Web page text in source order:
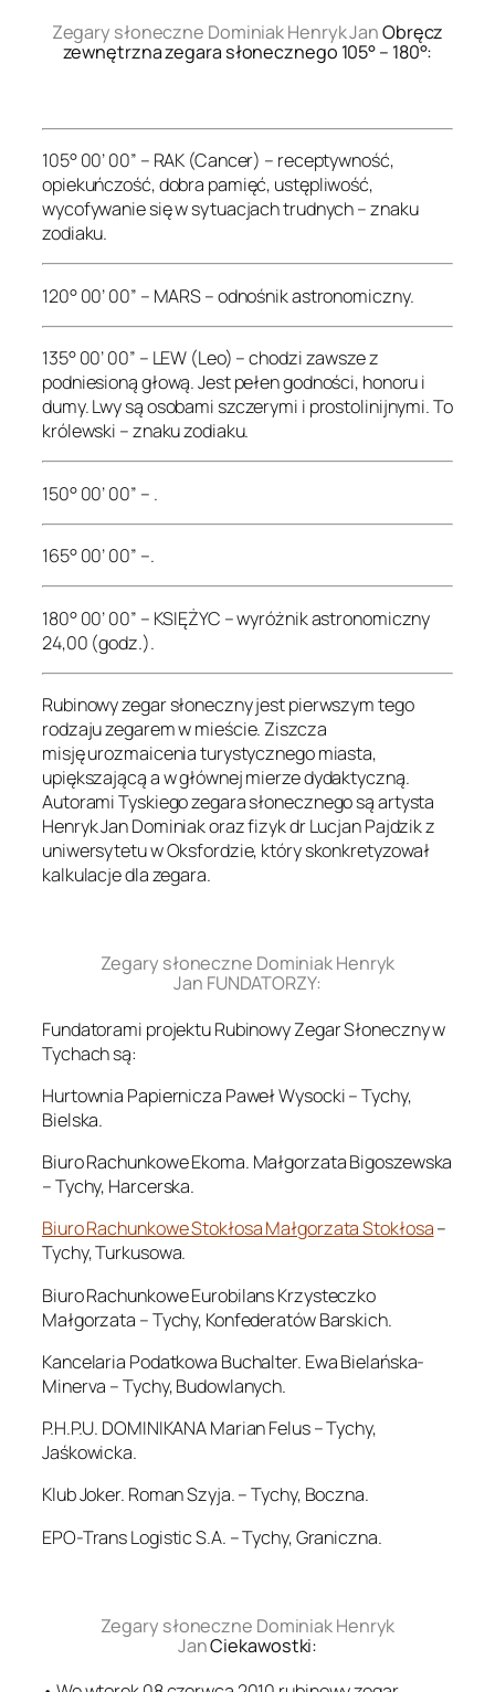
Zegary słoneczne Dominiak Henryk JanObręcz
zewnętrzna zegara słonecznego 105° – 180°:
105° 00’ 00” – RAK (Cancer) – receptywność,
opiekuńczość, dobra pamięć, ustępliwość,
wycofywanie się w sytuacjach trudnych – znaku
zodiaku.
120° 00’ 00” – MARS – odnośnik astronomiczny.
135° 00’ 00” – LEW (Leo) – chodzi zawsze z
podniesioną głową. Jest pełen godności, honoru i
dumy. Lwy są osobami szczerymi i prostolinijnymi. To
królewski – znaku zodiaku.
150° 00’ 00” – .
165° 00’ 00” –.
180° 00’ 00” – KSIĘŻYC – wyróżnik astronomiczny
24,00 (godz.).
Rubinowy zegar słoneczny jest pierwszym tego
rodzaju zegarem w mieście. Ziszcza
misję urozmaicenia turystycznego miasta,
upiększającą a w głównej mierze dydaktyczną.
Autorami Tyskiego zegara słonecznego są artysta
Henryk Jan Dominiak oraz fizyk dr Lucjan Pajdzik z
uniwersytetu w Oksfordzie, który skonkretyzował
kalkulacje dla zegara.
Zegary słoneczne Dominiak Henryk
Jan FUNDATORZY:
Fundatorami projektu Rubinowy Zegar Słoneczny w
Tychach są:
Hurtownia Papiernicza Paweł Wysocki – Tychy,
Bielska.
Biuro Rachunkowe Ekoma. Małgorzata Bigoszewska
– Tychy, Harcerska.
Biuro Rachunkowe Stokłosa Małgorzata Stokłosa–
Tychy, Turkusowa.
Biuro Rachunkowe Eurobilans Krzysteczko
Małgorzata – Tychy, Konfederatów Barskich.
Kancelaria Podatkowa Buchalter. Ewa Bielańska-
Minerva – Tychy, Budowlanych.
P.H.P.U. DOMINIKANA Marian Felus – Tychy,
Jaśkowicka.
Klub Joker. Roman Szyja. – Tychy, Boczna.
EPO-Trans Logistic S.A. – Tychy, Graniczna.
Zegary słoneczne Dominiak Henryk
JanCiekawostki: